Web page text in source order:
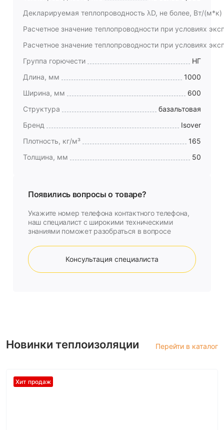
Декларируемая теплопроводность λD, не более, Вт/(м*к)
Расчетное значение теплопроводности при условиях
Расчетное значение теплопроводности при условиях
Группа горючести
НГ
Длина, мм
1000
Ширина, мм
600
Структура
базальтовая
Бренд
Isover
Плотность, кг/м³
165
Толщина, мм
50
Появились вопросы о товаре?
Укажите номер телефона контактного телефона,
наш специалист с широкими техническими
знаниями поможет разобраться в вопросе
Консультация специалиста
Новинки теплоизоляции Перейти в каталог
Хит продаж